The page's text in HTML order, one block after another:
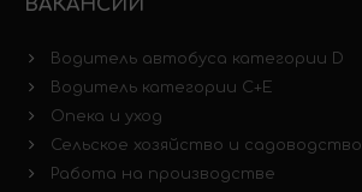
Водитель автобуса категории D
Водитель категории C+E
Опека и уход
Сельское хозяйство и садоводство
Работа на производстве